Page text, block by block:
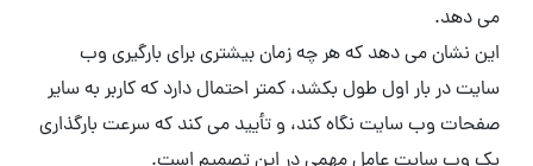
می دهد.
این نشان می دهد که هر چه زمان بیشتری برای بارگیری وب
سایت در بار اول طول بکشد، کمتر احتمال دارد که کاربر به سایر
صفحات وب سایت نگاه کند، و تأیید می کند که سرعت بارگذاری